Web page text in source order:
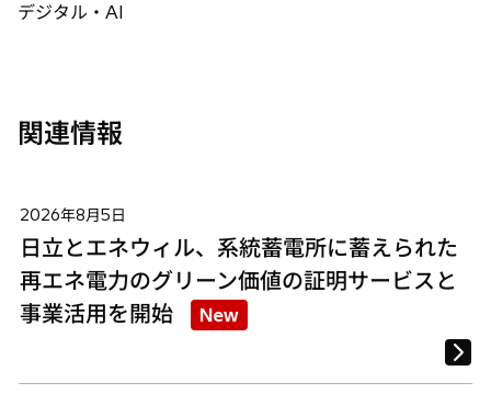
デジタル・AI
関連情報
2026年8月5日
日立とエネウィル、系統蓄電所に蓄えられた
再エネ電力のグリーン価値の証明サービスと
事業活用を開始
New